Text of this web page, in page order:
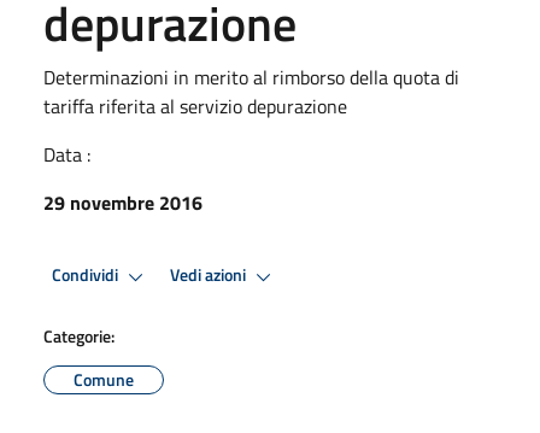
depurazione
Determinazioni in merito al rimborso della quota di
tariffa riferita al servizio depurazione
Data :
29 novembre 2016
Condividi Vedi azioni
Categorie:
Comune